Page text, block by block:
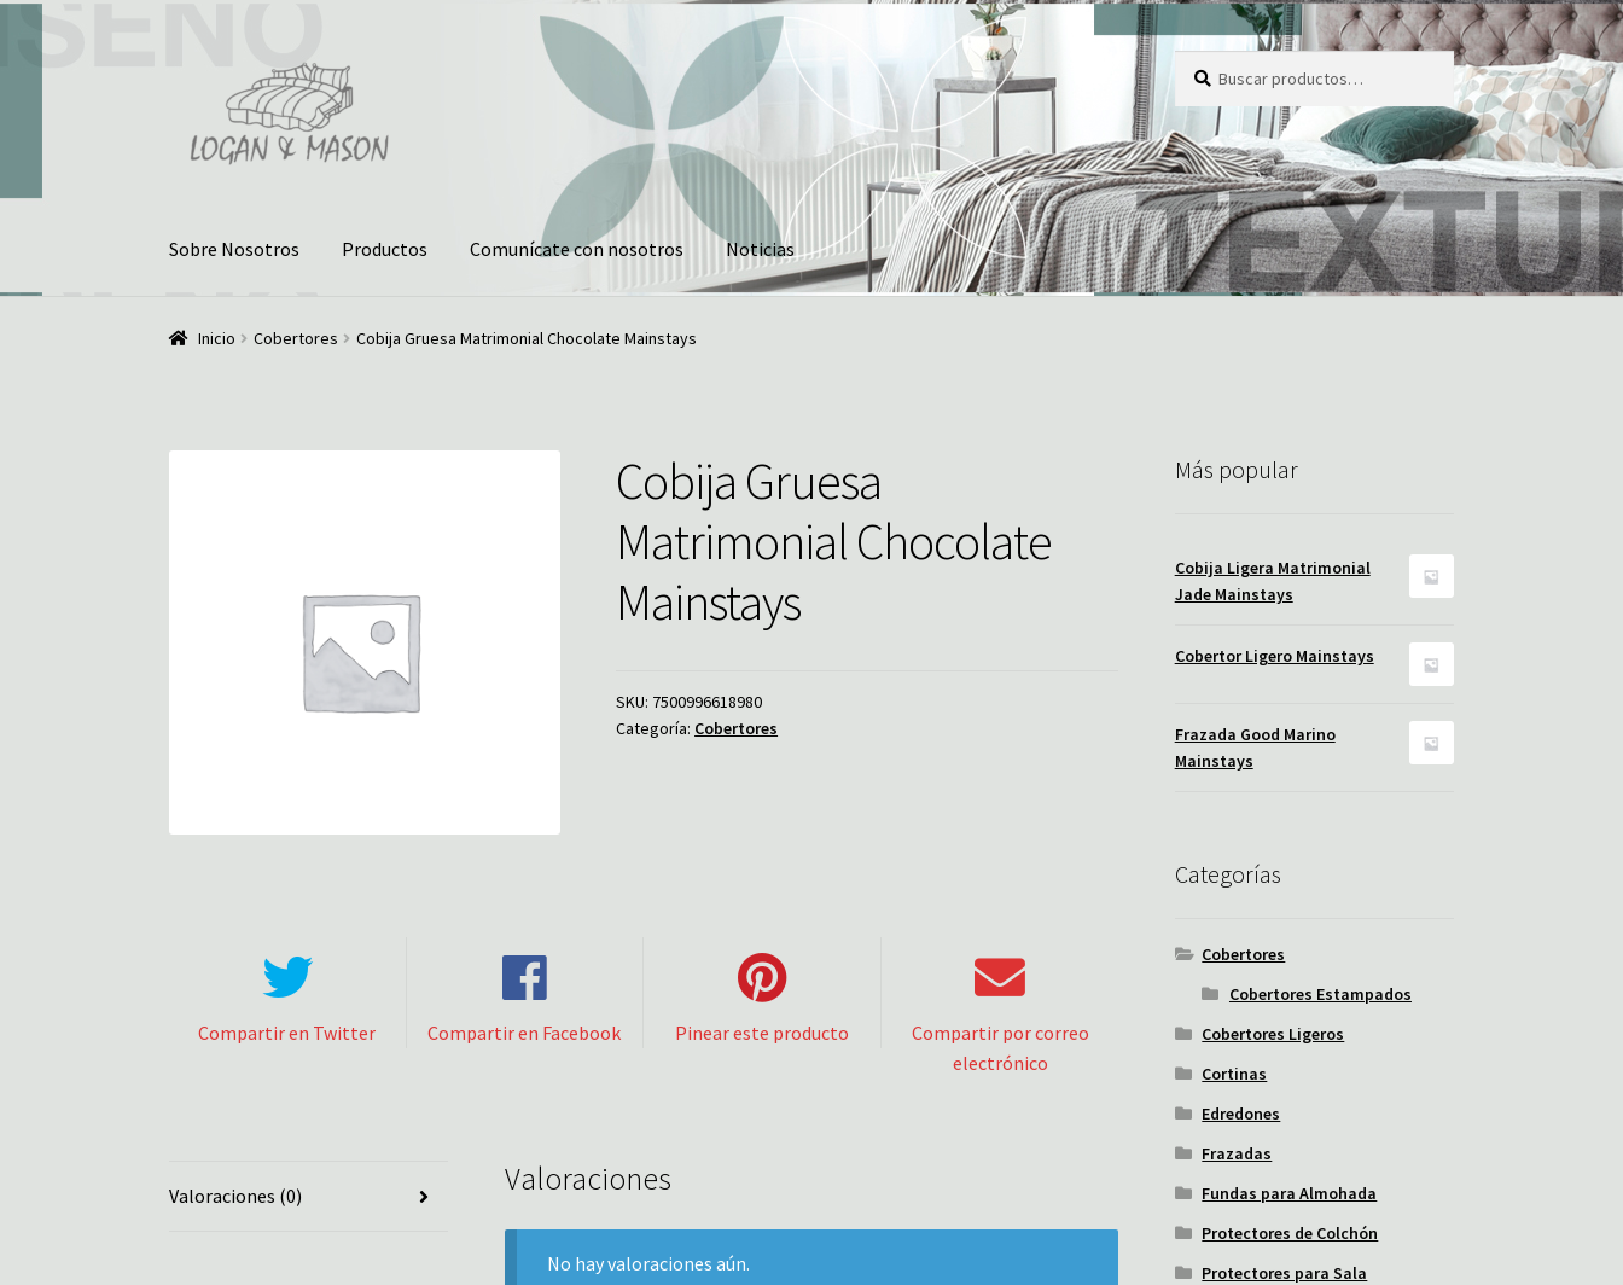
navegación
contenido
por:
Sobre Nosotros Productos Comunícate con nosotros Noticias
Inicio ¿Quiénes somos? Comunícate con nosotros Noticias
Inicio Cobertores Cobija Gruesa Matrimonial Chocolate Mainstays
Cobija Gruesa
Matrimonial Chocolate
Mainstays
SKU: 7500996618980
Categoría: Cobertores
Compartir en Twitter Compartir en Facebook Pinear este producto
Compartir por correo
electrónico
Valoraciones (0) Valoraciones
No hay valoraciones aún.
Más popular
Cobija Ligera Matrimonial
Jade Mainstays
Cobertor Ligero Mainstays
Frazada Good Marino
Mainstays
Categorías
Cobertores
Cobertores Estampados
Cobertores Ligeros
Cortinas
Edredones
Frazadas
Fundas para Almohada
Protectores de Colchón
Protectores para Sala